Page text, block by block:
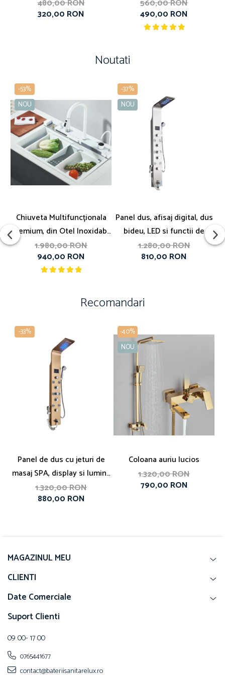
480,00 RON
320,00 RON
560,00 RON
490,00 RON
Noutati
-53%
NOU
Chiuveta Multifuncționala
Premium, din Otel Inoxidabil
cu 2 cascade, jet spalare
pahare, tocator din lemn
natural si 2 cuve pentru
1.980,00 RON
940,00 RON
-37%
NOU
Panel dus, afisaj digital, dus
bideu, LED si functii de
masaj
1.280,00 RON
810,00 RON
Recomandari
-33%
Panel de dus cu jeturi de
masaj SPA, display si lumina
led
1.320,00 RON
880,00 RON
-40%
NOU
Coloana auriu lucios
1.320,00 RON
790,00 RON
MAGAZINUL MEU
CLIENTI
Date Comerciale
Suport Clienti
09 00- 17 00
0765441677
contact@bateriisanitarelux.ro